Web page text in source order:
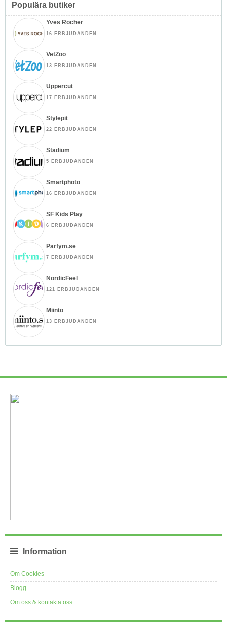
Populära butiker
Yves Rocher
16 ERBJUDANDEN
VetZoo
13 ERBJUDANDEN
Uppercut
17 ERBJUDANDEN
Stylepit
22 ERBJUDANDEN
Stadium
5 ERBJUDANDEN
Smartphoto
16 ERBJUDANDEN
SF Kids Play
6 ERBJUDANDEN
Parfym.se
7 ERBJUDANDEN
NordicFeel
121 ERBJUDANDEN
Miinto
13 ERBJUDANDEN
Information
Om Cookies
Blogg
Om oss & kontakta oss